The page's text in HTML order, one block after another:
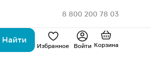
8 800 200 78 03
Найти
Избранное Войти Корзина